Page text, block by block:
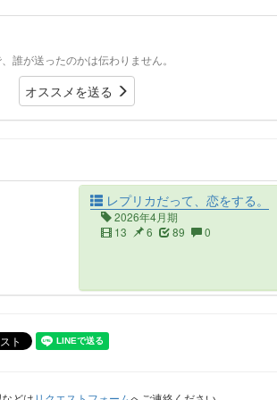
誰が送ったのかは伝わりません。
オススメを送る
レプリカだって、恋をする。
2026年4月期
13
6 89 0